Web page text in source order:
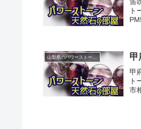
ト
山梨県のパワーストーンショップ紹介 甲
甲
ト
市